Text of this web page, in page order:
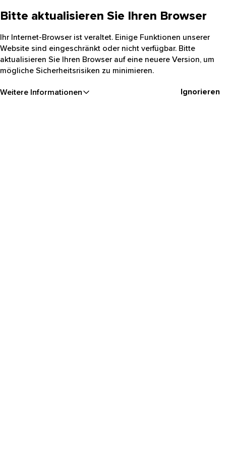
Bitte aktualisieren Sie Ihren Browser
Ihr Internet-Browser ist veraltet. Einige Funktionen unserer
Website sind eingeschränkt oder nicht verfügbar. Bitte
aktualisieren Sie Ihren Browser auf eine neuere Version, um
mögliche Sicherheitsrisiken zu minimieren.
Weitere Informationen Ignorieren